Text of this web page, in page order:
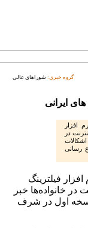
گروه خبری: شوراهای عالی
های ایرانی
افزار
در
رسانی
فیلترینگ
خانواده‌ها خبر
نسخه اول در شرف